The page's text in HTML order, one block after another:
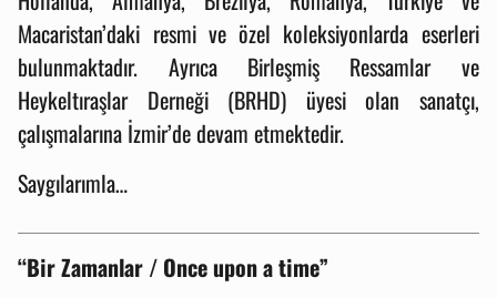
Macaristan’daki resmi ve özel koleksiyonlarda eserleri
bulunmaktadır. Ayrıca Birleşmiş Ressamlar ve
Heykeltıraşlar Derneği (BRHD) üyesi olan sanatçı,
çalışmalarına İzmir’de devam etmektedir.
Saygılarımla…
“Bir Zamanlar / Once upon a time”